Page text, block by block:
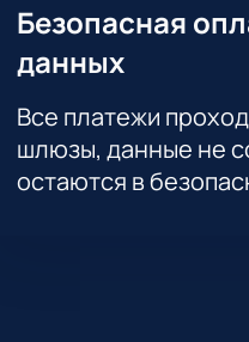
Безопасная
данных
Все платежи
шлюзы, данные не
остаются в